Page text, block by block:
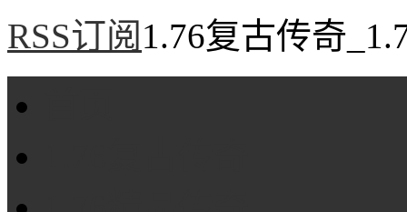
RSS订阅 1.76复古传奇